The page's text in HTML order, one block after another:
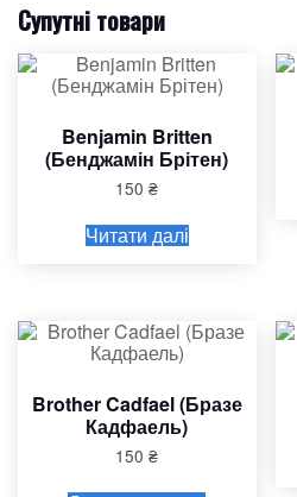
Супутні товари
Benjamin Britten
(Бенджамін Брітен)
150₴
Читати далі
Brother Cadfael (Бразе
Кадфаель)
150₴